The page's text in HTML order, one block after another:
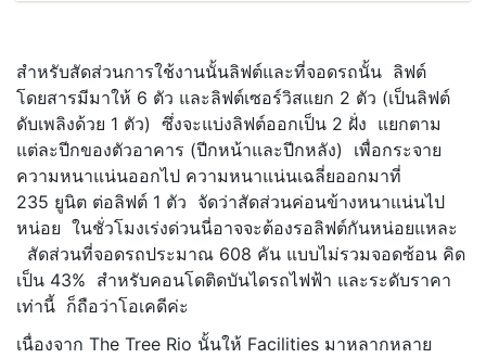
สำหรับสัดส่วนการใช้งานนั้นลิฟต์และที่จอดรถนั้น ลิฟต์
โดยสารมีมาให้ 6 ตัว และลิฟต์เซอร์วิสแยก 2 ตัว (เป็นลิฟต์
ดับเพลิงด้วย 1 ตัว) ซึ่งจะแบ่งลิฟต์ออกเป็น 2 ฝั่ง แยกตาม
แต่ละปีกของตัวอาคาร (ปีกหน้าและปีกหลัง) เพื่อกระจาย
ความหนาแน่นออกไป ความหนาแน่นเฉลี่ยออกมาที่
235 ยูนิต ต่อลิฟต์ 1 ตัว จัดว่าสัดส่วนค่อนข้างหนาแน่นไป
หน่อย ในชั่วโมงเร่งด่วนนี่อาจจะต้องรอลิฟต์กันหน่อยแหละ
สัดส่วนที่จอดรถประมาณ 608 คัน แบบไม่รวมจอดซ้อน คิด
เป็น 43% สำหรับคอนโดติดบันไดรถไฟฟ้า และระดับราคา
เท่านี้ ก็ถือว่าโอเคดีค่ะ
เนื่องจาก The Tree Rio นั้นให้ Facilities มาหลากหลาย